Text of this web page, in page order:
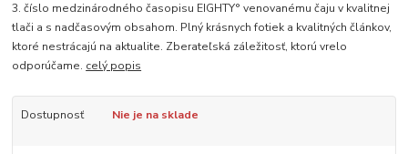
3. číslo medzinárodného časopisu EIGHTY° venovanému čaju v kvalitnej
tlači a s nadčasovým obsahom. Plný krásnych fotiek a kvalitných článkov,
ktoré nestrácajú na aktualite. Zberateľská záležitosť, ktorú vrelo
odporúčame. celý popis
Dostupnosť Nie je na sklade